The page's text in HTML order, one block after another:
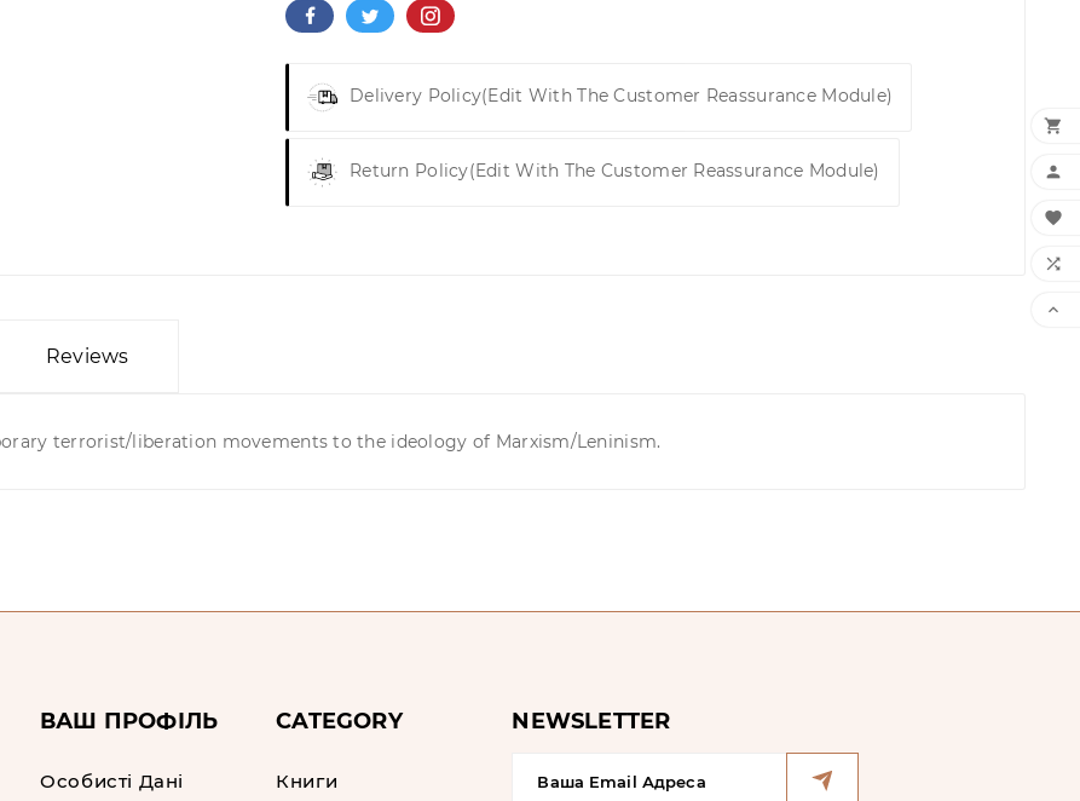
Delivery Policy(edit With The Customer Reassurance Module)
Return Policy(edit With The Customer Reassurance Module)
Reviews
terrorist/liberation movements to the ideology of Marxism/Leninism.
ВАШ ПРОФІЛЬ
Особисті Дані
CATEGORY
Книги
NEWSLETTER




